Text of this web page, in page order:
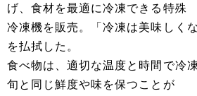
げ、食材を最適に冷凍できる特殊
冷凍機を販売。「冷凍は美味しく
を払拭した。
食べ物は、適切な温度と時間で冷
旬と同じ鮮度や味を保つことが